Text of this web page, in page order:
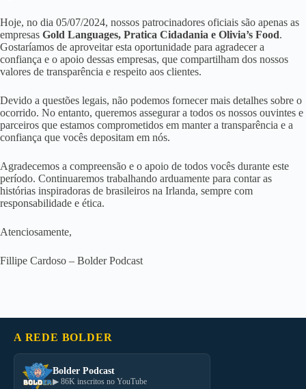
Hoje, no dia 05/07/2024, nossos patrocinadores oficiais são apenas as
empresas Gold Languages, Pratica Cidadania e Olivia’s Food.
Gostaríamos de aproveitar esta oportunidade para agradecer a
confiança e o apoio dessas empresas, que compartilham dos nossos
valores de transparência e respeito aos clientes.
Devido a questões legais, não podemos fornecer mais detalhes sobre o
ocorrido. No entanto, queremos assegurar a todos os nossos ouvintes e
parceiros que estamos comprometidos em manter a transparência e a
confiança que vocês depositam em nós.
Agradecemos a compreensão e o apoio de todos vocês durante este
período. Continuaremos trabalhando arduamente para contar as
histórias inspiradoras de brasileiros na Irlanda, sempre com
responsabilidade e ética.
Atenciosamente,
Fillipe Cardoso – Bolder Podcast
A REDE BOLDER
Bolder Podcast
▶ 86K inscritos no YouTube